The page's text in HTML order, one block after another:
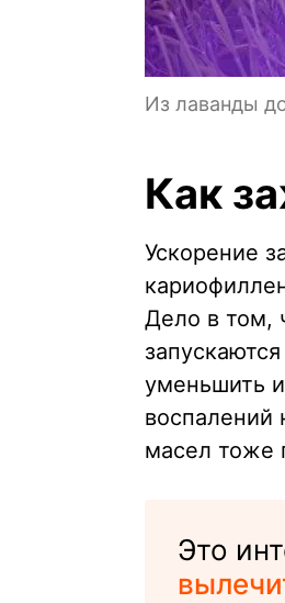
Из лаванды
Как
Ускорение
Дело в том,
уменьшить
воспалений
масел тоже
Это